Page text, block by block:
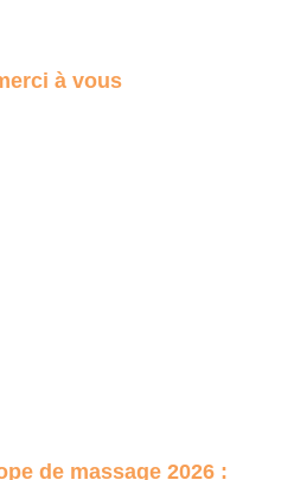
à vous
de massage 2026 :